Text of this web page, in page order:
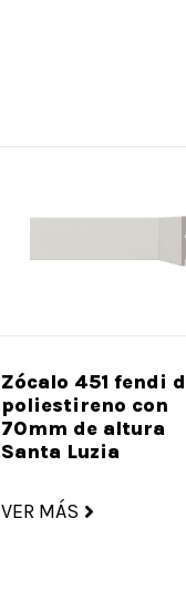
Zócalo 451 fendi
poliestireno con
70mm de altura
Santa Luzia
VER MÁS